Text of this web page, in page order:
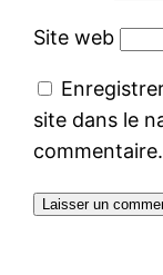
Site web
site dans le
commentaire.